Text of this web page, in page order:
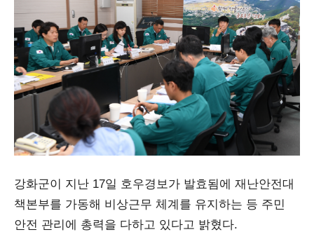
강화군이 지난 17일 호우경보가 발효됨에 재난안전대
책본부를 가동해 비상근무 체계를 유지하는 등 주민
안전 관리에 총력을 다하고 있다고 밝혔다.